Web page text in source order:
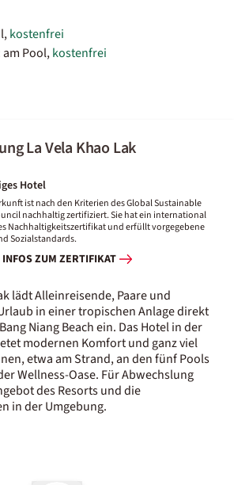
kostenfrei
Pool,kostenfrei
La Vela Khao Lak
Hotel
ist nach den Kriterien des Global Sustainable
nachhaltig zertifiziert. Sie hat ein international
Nachhaltigkeitszertifikat und erfüllt vorgegebene
Sozialstandards.
ZUM ZERTIFIKAT
lädt Alleinreisende, Paare und
in einer tropischen Anlage direkt
Niang Beach ein. Das Hotel in der
modernen Komfort und ganz viel
etwa am Strand, an den fünf Pools
Wellness-Oase. Für Abwechslung
des Resorts und die
in der Umgebung.